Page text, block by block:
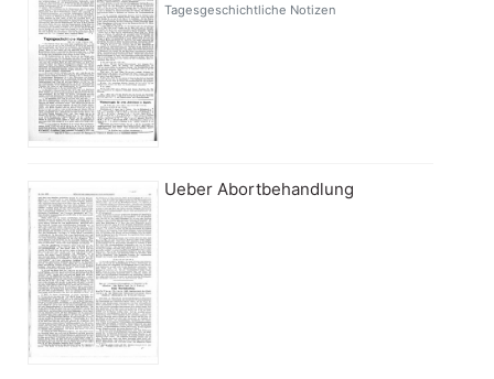
Tagesgeschichtliche Notizen
Ueber Abortbehandlung